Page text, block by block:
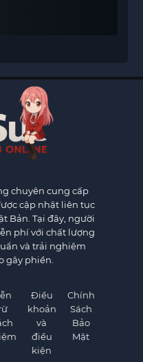
chuyên cung cấp
cập nhật liên tục
Bản. Tại đây, người
phí với chất lượng
và trải nghiệm
gây phiền.
Điều
khoản
và
điều
kiện
Chính
Sách
Bảo
Mật